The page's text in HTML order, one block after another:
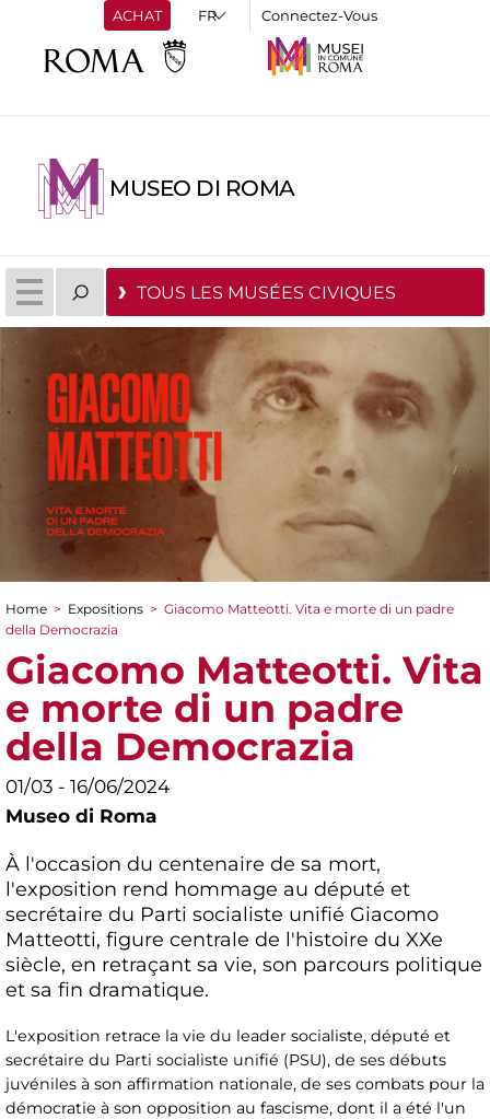
ACHAT Connectez-Vous
MUSEO DI ROMA
TOUS LES MUSÉES CIVIQUES
You are here
Home > Expositions > Giacomo Matteotti. Vita e morte di un padre
della Democrazia
Giacomo Matteotti. Vita
e morte di un padre
della Democrazia
01/03 - 16/06/2024
Museo di Roma
À l'occasion du centenaire de sa mort,
l'exposition rend hommage au député et
secrétaire du Parti socialiste unifié Giacomo
Matteotti, figure centrale de l'histoire du XXe
siècle, en retraçant sa vie, son parcours politique
et sa fin dramatique.
L'exposition retrace la vie du leader socialiste, député et
secrétaire du Parti socialiste unifié (PSU), de ses débuts
juvéniles à son affirmation nationale, de ses combats pour la
démocratie à son opposition au fascisme, dont il a été l'un